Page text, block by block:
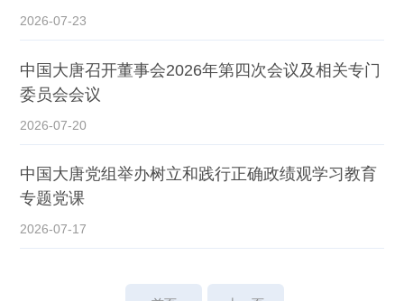
2026-07-23
中国大唐召开董事会2026年第四次会议及相关专门
委员会会议
2026-07-20
中国大唐党组举办树立和践行正确政绩观学习教育
专题党课
2026-07-17